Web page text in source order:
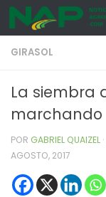
Skip to content
GIRASOL
La siembra
marchando
POR GABRIEL QUAIZEL
AGOSTO, 2017